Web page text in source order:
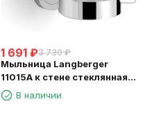
1 691 ₽3 730 ₽
Мыльница Langberger
11015A к стене стеклянная
круглаяВ наличии